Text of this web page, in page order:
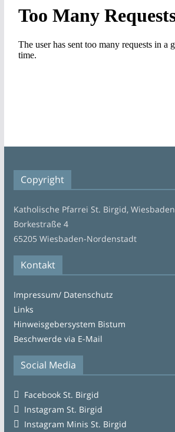
Copyright
Katholische Pfarrei St. Birgid, Wiesbaden
Borkestraße 4
65205 Wiesbaden-Nordenstadt
Kontakt
Impressum/ Datenschutz
Links
Hinweisgebersystem Bistum
Beschwerde via E-Mail
Social Media
Facebook St. Birgid
Instagram St. Birgid
Instagram Minis St. Birgid